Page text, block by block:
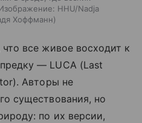
HHU/Nadja
Хоффманн
все живое восходит к
— LUCA (Last
Авторы не
существования, но
по их версии,